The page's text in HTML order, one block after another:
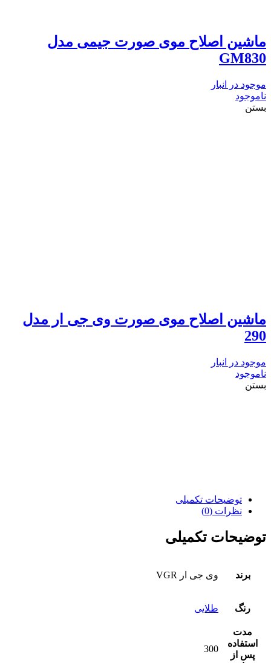
ماشین اصلاح موی صورت جیمی مدل
GM830
موجود در انبار
ناموجود
بستن
ماشین اصلاح موی صورت وی جی ار مدل
290
موجود در انبار
ناموجود
بستن
توضیحات تکمیلی
نظرات (0)
توضیحات تکمیلی
برند وی جی ار VGR
رنگ طلایی
مدت
استفاده
پس از
300